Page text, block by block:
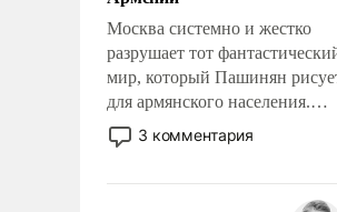
Москва системно и жестко
разрушает тот
мир, который Пашинян
для армянского населения.
Мир, где этому населению все
должны просто по
политические прожекты будут
3 комментария